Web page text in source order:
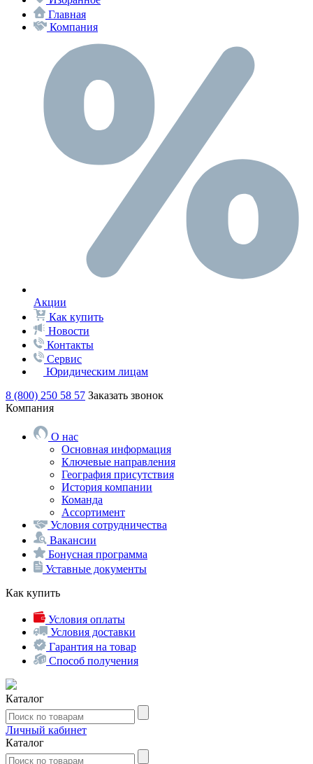
Главная
Компания
Акции
Как купить
Новости
Контакты
Сервис
Юридическим лицам
8 (800) 250 58 57 Заказать звонок
Компания
О нас
Основная информация
Ключевые направления
География присутствия
История компании
Команда
Ассортимент
Условия сотрудничества
Вакансии
Бонусная программа
Уставные документы
Как купить
Условия оплаты
Условия доставки
Гарантия на товар
Способ получения
Каталог
Личный кабинет
Каталог